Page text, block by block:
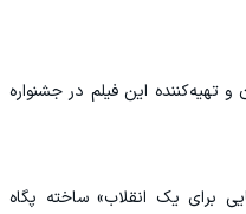
تهیه‌کننده این فیلم در جشنواره
برای یک انقلاب» ساخته پگاه